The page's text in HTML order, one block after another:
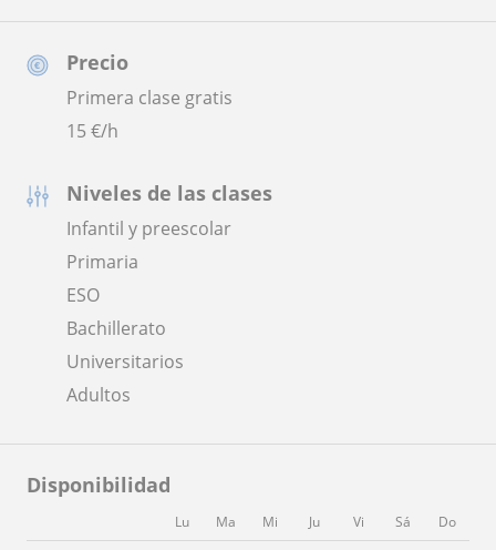
Precio
Primera clase gratis
15€/h
Niveles de las clases
Infantil y preescolar
Primaria
ESO
Bachillerato
Universitarios
Adultos
Disponibilidad
Lu Ma Mi Ju Vi Sá Do